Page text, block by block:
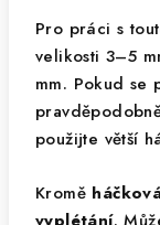
Pro práci s
velikosti 3–5
mm. Pokud
použijte větší
Kromě